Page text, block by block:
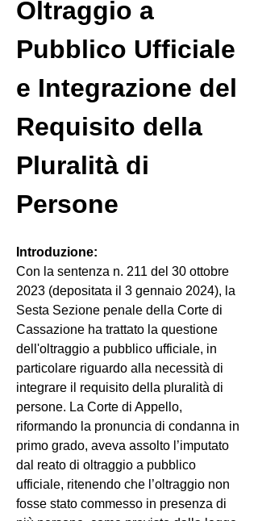
Oltraggio a
Pubblico Ufficiale
e Integrazione del
Requisito della
Pluralità di
Persone
Introduzione:
Con la sentenza n. 211 del 30 ottobre
2023 (depositata il 3 gennaio 2024), la
Sesta Sezione penale della Corte di
Cassazione ha trattato la questione
dell'oltraggio a pubblico ufficiale, in
particolare riguardo alla necessità di
integrare il requisito della pluralità di
persone. La Corte di Appello,
riformando la pronuncia di condanna in
primo grado, aveva assolto l’imputato
dal reato di oltraggio a pubblico
ufficiale, ritenendo che l’oltraggio non
fosse stato commesso in presenza di